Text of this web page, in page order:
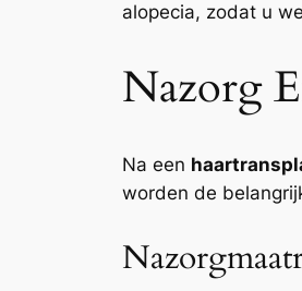
alopecia, zodat u
Nazorg
Na een
worden de